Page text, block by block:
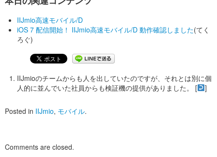
IIJmio高速モバイル/D
iOS 7 配信開始！ IIJmio高速モバイル/D 動作確認しました(てく
ろぐ)
IIJmioのチームからも人を出していたのですが、それとは別に個
人的に並んでいた社員からも検証機の提供がありました。 [
]
Posted in IIJmio, モバイル.
Comments are closed.